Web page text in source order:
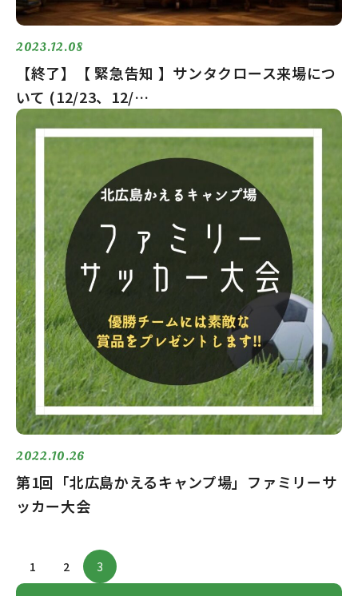
2023.12.08
【終了】【 緊急告知 】サンタクロース来場につ
いて (12/23、12/…
2022.10.26
第1回「北広島かえるキャンプ場」ファミリーサ
ッカー大会
pagination
1 2 3